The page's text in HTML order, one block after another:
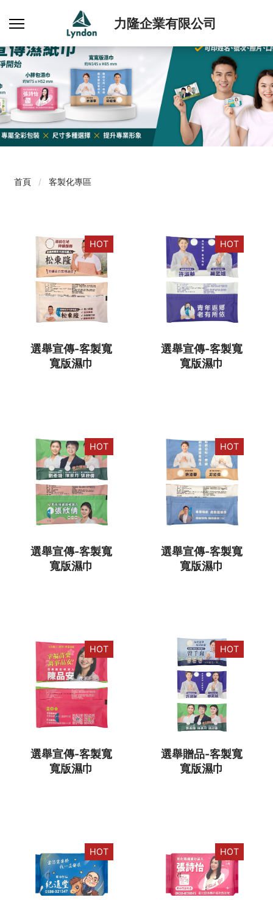
力隆企業有限公司
首頁 客製化專區
HOT
選舉宣傳-客製寬
寬版濕巾
HOT
選舉宣傳-客製寬
寬版濕巾
HOT
選舉宣傳-客製寬
寬版濕巾
HOT
選舉宣傳-客製寬
寬版濕巾
HOT
選舉宣傳-客製寬
寬版濕巾
HOT
選舉贈品-客製寬
寬版濕巾
HOT HOT